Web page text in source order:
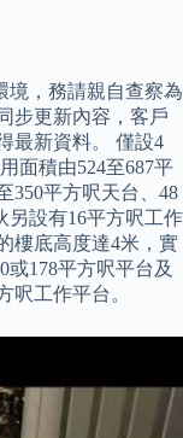
境，務請親自查察為
步更新內容，客戶
最新資料。 僅設4
面積由524至687平
350平方呎天台、48
另設有16平方呎工作
樓底高度達4米，實
或178平方呎平台及
呎工作平台。